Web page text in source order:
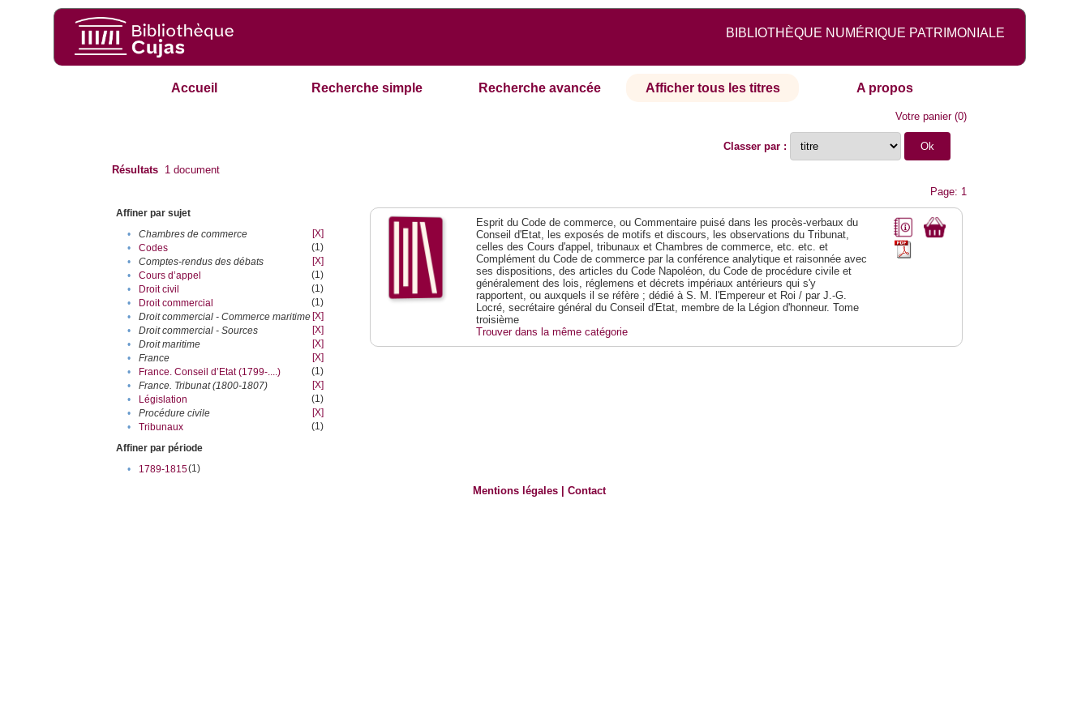
BIBLIOTHÈQUE NUMÉRIQUE PATRIMONIALE
Accueil Recherche simple Recherche avancée Afficher tous les titres A propos
Votre panier(0)
Classer par :
Résultats 1 document
Page: 1
Affiner par sujet
•
Chambres de commerce
[X]
•
Codes
(1)
•
Comptes-rendus des débats
[X]
•
Cours d’appel
(1)
•
Droit civil
(1)
•
Droit commercial
(1)
•
Droit commercial - Commerce maritime [X]
•
Droit commercial - Sources
[X]
•
Droit maritime
[X]
•
France
[X]
•
France. Conseil d’Etat (1799-....)
(1)
•
France. Tribunat (1800-1807)
[X]
•
Législation
(1)
•
Procédure civile
[X]
•
Tribunaux
(1)
Affiner par période
•
1789-1815(1)
Esprit du Code de commerce, ou Commentaire puisé dans les procès-verbaux du
Conseil d'Etat, les exposés de motifs et discours, les observations du Tribunat,
celles des Cours d'appel, tribunaux et Chambres de commerce, etc. etc. et
Complément du Code de commerce par la conférence analytique et raisonnée avec
ses dispositions, des articles du Code Napoléon, du Code de procédure civile et
généralement des lois, réglemens et décrets impériaux antérieurs qui s'y
rapportent, ou auxquels il se réfère ; dédié à S. M. l'Empereur et Roi / par J.-G.
Locré, secrétaire général du Conseil d'Etat, membre de la Légion d'honneur. Tome
troisième
Trouver dans la même catégorie
Mentions légales |Contact